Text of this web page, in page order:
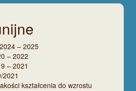
– 2025
– 2022
– 2021
2021
kształcenia do wzrostu